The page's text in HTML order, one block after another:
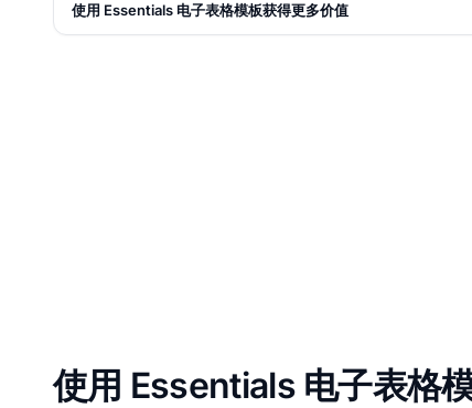
使用 Essentials 电子表格模板获得更多价值
使用 Essentials 电子表格